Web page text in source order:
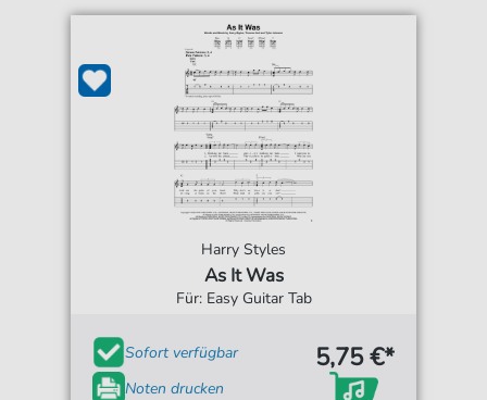
Harry Styles
As It Was
Für: Easy Guitar Tab
Sofort verfügbar
Noten drucken
5,75 €*